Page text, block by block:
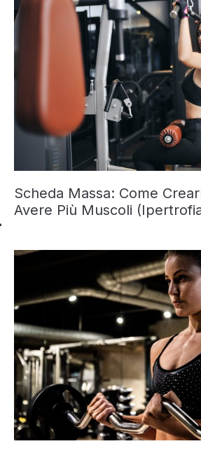
Scheda Massa: Come
Avere Più Muscoli